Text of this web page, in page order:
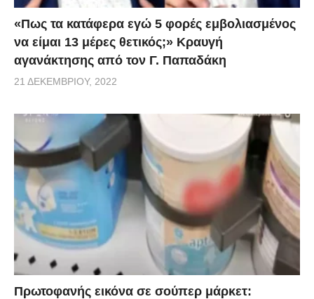
«Πως τα κατάφερα εγώ 5 φορές εμβoλιασμένος
να είμαι 13 μέρες θετικός;» Κραυγή
αγανάκτησης από τον Γ. Παπαδάκη
21 ΔΕΚΕΜΒΡΊΟΥ, 2022
Πρωτοφανής εικόνα σε σούπερ μάρκετ: